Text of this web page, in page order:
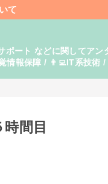
て
ポート などに関してア
情報保障 / 👨‍💻IT系技
間目